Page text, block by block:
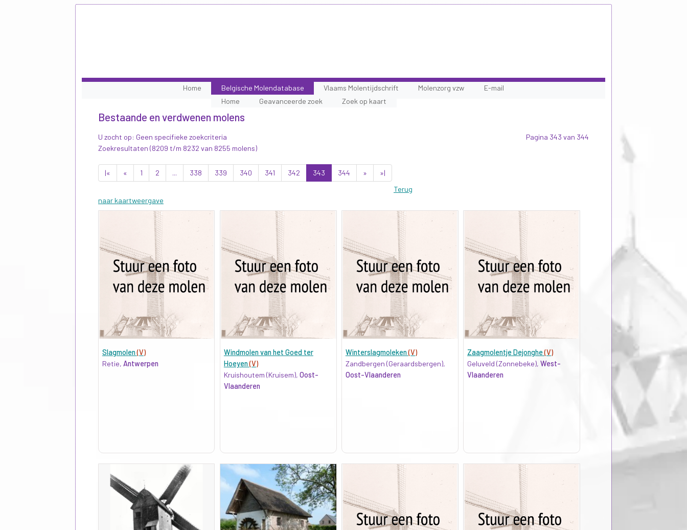
Home
Belgische Molendatabase
Home
Geavanceerde zoek Zoek op kaart
Vlaams Molentijdschrift Molenzorg vzw E-mail
Bestaande en verdwenen molens
U zocht op: Geen specifieke zoekcriteria
Zoekresultaten (8209 t/m 8232 van 8255 molens)
|« « 1 2 ... 338 339 340 341 342 343 344 »
»|
Terug
naar kaartweergave
Pagina 343 van 344
Slagmolen(V)
Retie, Antwerpen
Windmolen van het Goed ter
Hoeyen(V)
Kruishoutem (Kruisem), Oost-
Vlaanderen
Winterslagmoleken(V)
Zandbergen (Geraardsbergen),
Oost-Vlaanderen
Zaagmolentje Dejonghe(V)
Geluveld (Zonnebeke), West-
Vlaanderen